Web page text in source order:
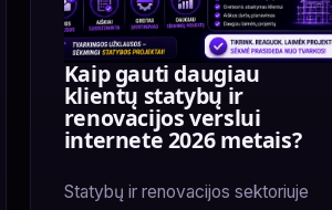
Kaip gauti daugiau
klientų statybų ir
renovacijos verslui
internete 2026 metais?
Statybų ir renovacijos sektoriuje